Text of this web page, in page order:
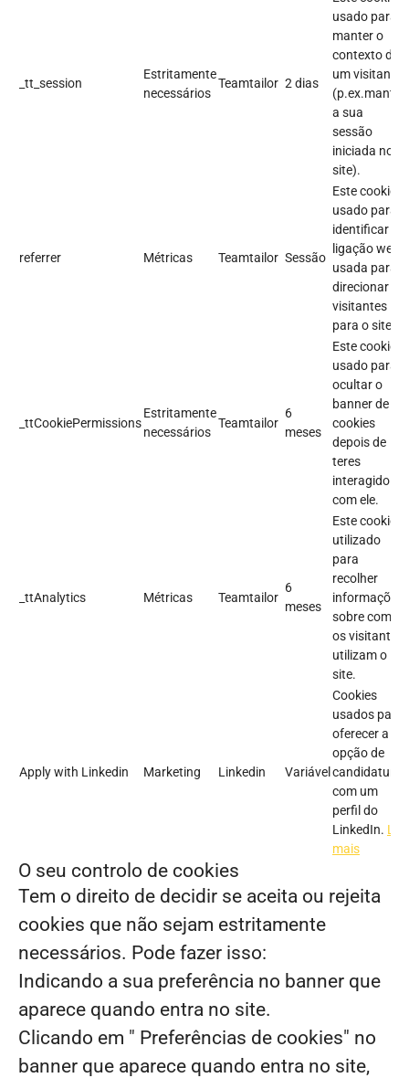
_tt_session
Estritamente
necessários
Teamtailor 2 dias
usado para
manter o
contexto de
um visitante
(p.ex.manter
a sua
sessão
iniciada no
site).
referrer Métricas Teamtailor Sessão
Este cookie é
usado para
identificar a
ligação web
usada para
direcionar os
visitantes
para o site.
_ttCookiePermissions
Estritamente
necessários
Teamtailor
6
meses
Este cookie é
usado para
ocultar o
banner de
cookies
depois de
teres
interagido
com ele.
_ttAnalytics Métricas Teamtailor
6
meses
Este cookie é
utilizado
para
recolher
informações
sobre como
os visitantes
utilizam o
site.
Apply with Linkedin Marketing Linkedin Variável
Cookies
usados para
oferecer a
opção de
candidatura
com um
perfil do
LinkedIn. Ler
mais
O seu controlo de cookies
Tem o direito de decidir se aceita ou rejeita
cookies que não sejam estritamente
necessários. Pode fazer isso:
Indicando a sua preferência no banner que
aparece quando entra no site.
Clicando em " Preferências de cookies" no
banner que aparece quando entra no site,